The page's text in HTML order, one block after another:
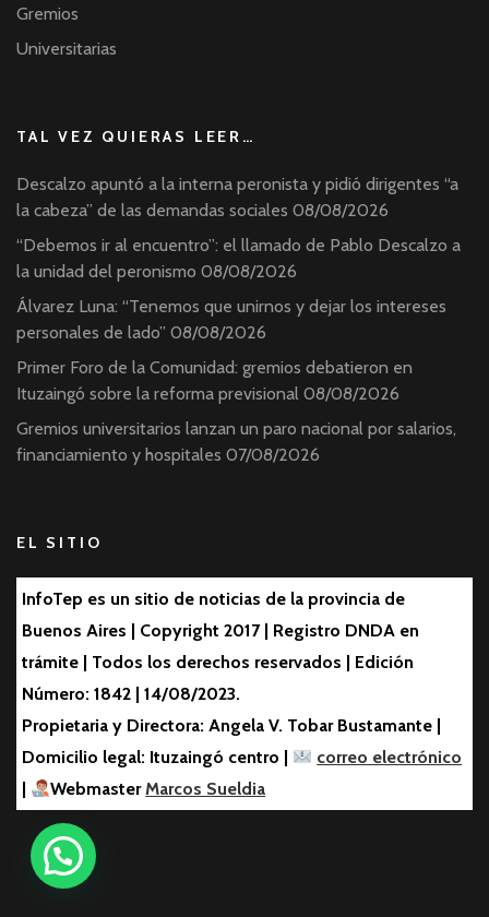
Gremios
Universitarias
TAL VEZ QUIERAS LEER…
Descalzo apuntó a la interna peronista y pidió dirigentes “a
la cabeza” de las demandas sociales 08/08/2026
“Debemos ir al encuentro”: el llamado de Pablo Descalzo a
la unidad del peronismo 08/08/2026
Álvarez Luna: “Tenemos que unirnos y dejar los intereses
personales de lado” 08/08/2026
Primer Foro de la Comunidad: gremios debatieron en
Ituzaingó sobre la reforma previsional 08/08/2026
Gremios universitarios lanzan un paro nacional por salarios,
financiamiento y hospitales 07/08/2026
EL SITIO
InfoTep es un sitio de noticias de la provincia de
Buenos Aires | Copyright 2017 | Registro DNDA en
trámite | Todos los derechos reservados | Edición
Número: 1842 | 14/08/2023.
Propietaria y Directora: Angela V. Tobar Bustamante |
Domicilio legal: Ituzaingó centro |
correo electrónico
WebmasterMarcos Sueldia